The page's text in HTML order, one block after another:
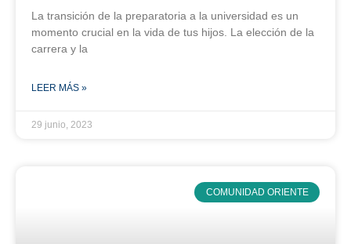
La transición de la preparatoria a la universidad es un
momento crucial en la vida de tus hijos. La elección de la
carrera y la
LEER MÁS »
29 junio, 2023
COMUNIDAD ORIENTE